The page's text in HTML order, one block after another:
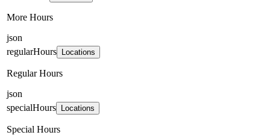
More Hours
json
regularHours
Locations
Regular Hours
json
specialHours
Locations
Special Hours